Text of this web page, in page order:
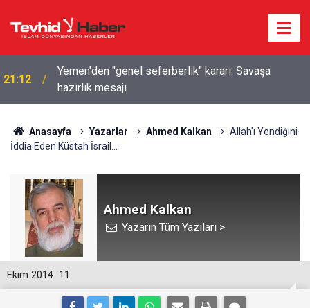
21:12
Yemen'den "genel seferberlik" kararı: Savaşa
hazırlık mesajı
Anasayfa Yazarlar Ahmed Kalkan
Allah'ı Yendiğini
İddia Eden Küstah İsrail...
Ahmed Kalkan
Yazarın Tüm Yazıları >
11
Ekim 2014